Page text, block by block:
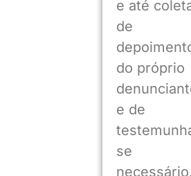
e até
de
do próprio
e de
se
necessário.